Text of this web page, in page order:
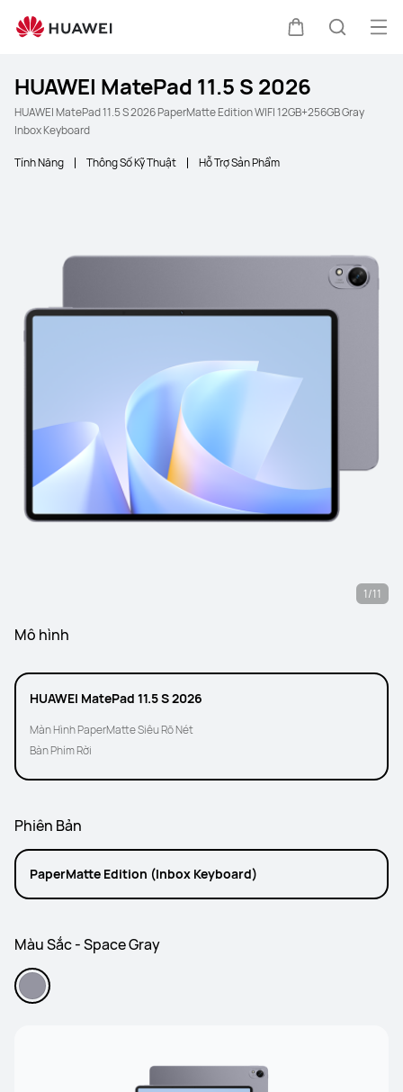
Mở
HUAWEI MatePad 11.5 S 2026
HUAWEI MatePad 11.5 S 2026 PaperMatte Edition WIFI 12GB+256GB Gray
Inbox Keyboard
Tính Năng Thông Số Kỹ Thuật Hỗ Trợ Sản Phẩm
1/11
Mô hình
HUAWEI MatePad 11.5 S 2026
Màn Hình PaperMatte Siêu Rõ Nét
Bàn Phím Rời
Phiên Bản
PaperMatte Edition (Inbox Keyboard)
Màu Sắc - Space Gray